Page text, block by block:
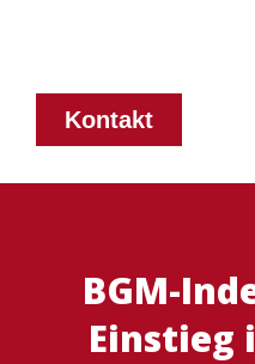
Kontakt
BGM-
Einstieg